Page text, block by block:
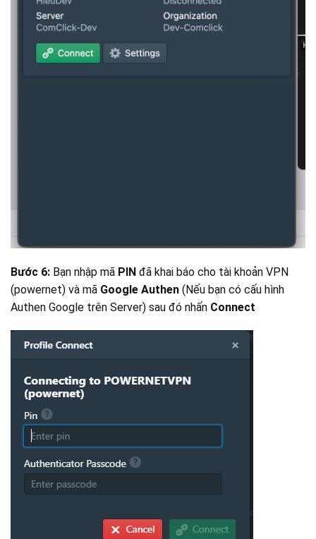
Bước 6: Bạn nhập mã PIN đã khai báo cho tài khoản VPN
(powernet) và mã Google Authen (Nếu bạn có cấu hình
Authen Google trên Server) sau đó nhấn Connect